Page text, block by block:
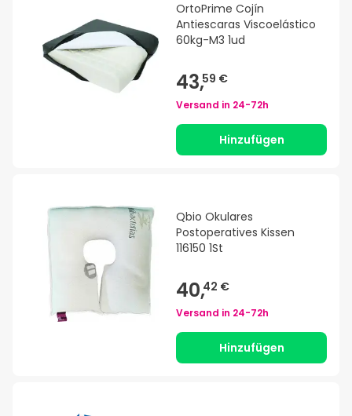
OrtoPrime Cojín
Antiescaras Viscoelástico
60kg-M3 1ud
43,59 €
Versand in 24-72h
Hinzufügen
Qbio Okulares
Postoperatives Kissen
116150 1St
40,42 €
Versand in 24-72h
Hinzufügen